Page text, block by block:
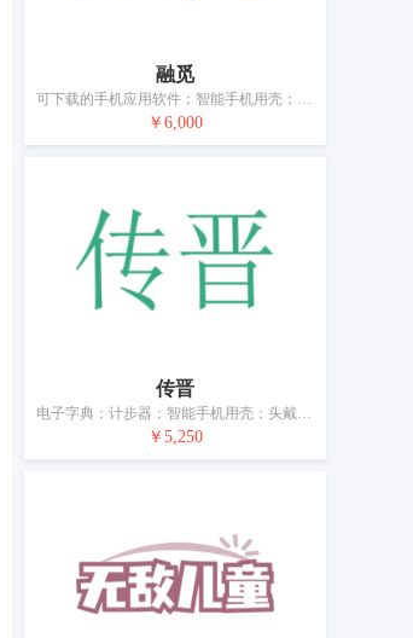
融觅
可下载的手机应用软件；智能手机用壳；耳机；测量装置；光学器械和仪器；手机用USB线；电开关；电子防盗装置；眼镜；移动电源（可充电电池）
￥6,000
传晋
电子字典；计步器；智能手机用壳；头戴式耳机；照相机（摄影）；电开关；个人用防事故装置；电锁；眼镜；移动电源（可充电电池）
￥5,250